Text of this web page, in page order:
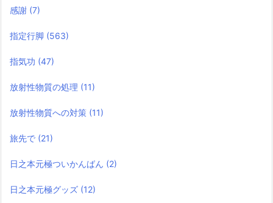
感謝 (7)
指定行脚 (563)
指気功 (47)
放射性物質の処理 (11)
放射性物質への対策 (11)
旅先で (21)
日之本元極ついかんばん (2)
日之本元極グッズ (12)